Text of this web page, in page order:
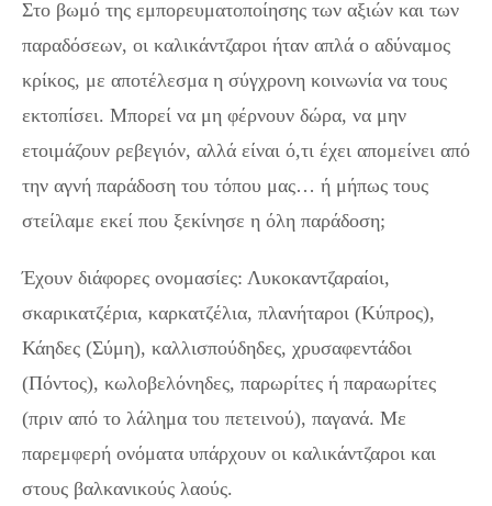
Στο βωμό της εμπορευματοποίησης των αξιών και των
παραδόσεων, οι καλικάντζαροι ήταν απλά ο αδύναμος
κρίκος, με αποτέλεσμα η σύγχρονη κοινωνία να τους
εκτοπίσει. Μπορεί να μη φέρνουν δώρα, να μην
ετοιμάζουν ρεβεγιόν, αλλά είναι ό,τι έχει απομείνει από
την αγνή παράδοση του τόπου μας… ή μήπως τους
στείλαμε εκεί που ξεκίνησε η όλη παράδοση;
Έχουν διάφορες ονομασίες: Λυκοκαντζαραίοι,
σκαρικατζέρια, καρκατζέλια, πλανήταροι (Κύπρος),
Κάηδες (Σύμη), καλλισπούδηδες, χρυσαφεντάδοι
(Πόντος), κωλοβελόνηδες, παρωρίτες ή παραωρίτες
(πριν από το λάλημα του πετεινού), παγανά. Με
παρεμφερή ονόματα υπάρχουν οι καλικάντζαροι και
στους βαλκανικούς λαούς.